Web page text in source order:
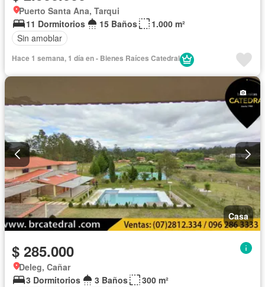
Puerto Santa Ana, Tarqui
11 Dormitorios
15 Baños
1.000 m²
Sin amoblar
Hace 1 semana, 1 día en - Bienes Raíces Catedral
Casa
$ 285.000
Deleg, Cañar
3 Dormitorios
3 Baños
300 m²